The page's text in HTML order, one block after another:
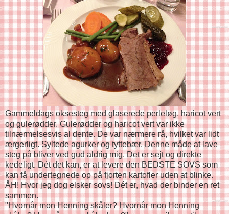
Gammeldags oksesteg med glaserede perleløg, haricot vert
og gulerødder. Gulerødder og haricot vert var ikke
tilnærmelsesvis al dente. De var nærmere rå, hvilket var lidt
ærgerligt. Syltede agurker og tyttebær. Denne måde at lave
steg på bliver ved gud aldrig mig. Det er sejt og direkte
kedeligt. Dét det kan, er at levere den BEDSTE SOVS som
kan få undertegnede op på fjorten kartofler uden at blinke.
ÅH! Hvor jeg dog elsker sovs! Dét er, hvad der binder en ret
sammen.
"Hvornår mon Henning skåler? Hvornår mon Henning